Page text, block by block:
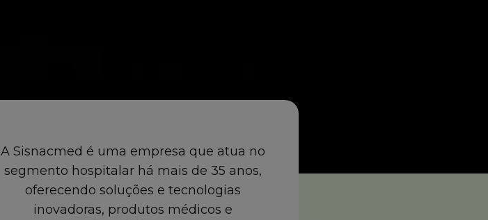
A Sisnacmed é uma empresa que atua no
segmento hospitalar há mais de 35 anos,
oferecendo soluções e tecnologias
inovadoras, produtos médicos e